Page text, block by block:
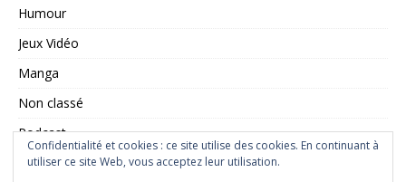
Humour
Jeux Vidéo
Manga
Non classé
Podcast
Saint Seiya
Confidentialité et cookies : ce site utilise des cookies. En continuant à
utiliser ce site Web, vous acceptez leur utilisation.